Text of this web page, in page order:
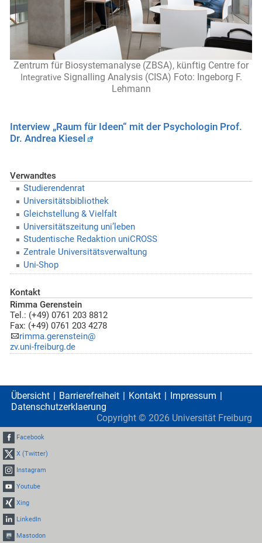
Zentrum für Biosystemanalyse (ZBSA), künftig Centre for
Integrative Signalling Analysis (CISA) Foto: Ingeborg F.
Lehmann
Interview „Raum für Ideen“ mit der Psychologin Prof.
Dr. Andrea Kiesel
Verwandtes
Studierendenrat
Universitätsbibliothek
Gleichstellung & Vielfalt
Universitätszeitung uni’leben
Studentische Redaktion uniCROSS
Zentrale Universitätsverwaltung
Uni-Shop
Kontakt
Rimma Gerenstein
Tel.: (+49) 0761 203 8812
Fax: (+49) 0761 203 4278
rimma.gerenstein@
zv.uni-freiburg.de
Übersicht Barrierefreiheit Kontakt
Impressum
Datenschutzerklaerung
Copyright © 2026 Universität Freiburg
Facebook
X (Twitter)
Instagram
Youtube
Xing
LinkedIn
Mastodon